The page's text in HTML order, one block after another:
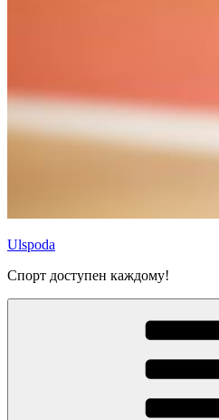
Ulspoda
Спорт доступен каждому!